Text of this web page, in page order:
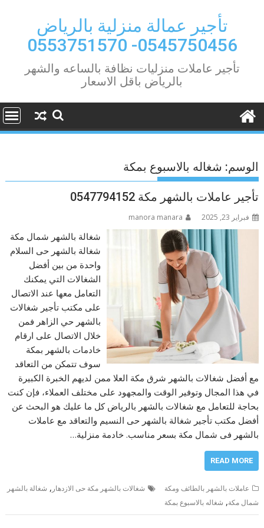
تأجير عمالة منزلية بالرياض
0545750456- 0553751570
تأجير عاملات منزليات نظافة بالساعه والشهر
بالرياض باقل الاسعار
الوسم: شغاله بالاسبوع بمكة
تأجير عاملات بالشهر مكة 0547794152
فبراير 23, 2025 manora manara
شغالة بالشهر شمال مكة
شغالة بالشهر حى السلام
واحدة من بين أفضل
الشغالات التي يمكنك
التعامل معها عند الاتصال
على مكتب تأجير شغالات
بالشهر حي الزاهر فمن
خلال الاتصال على ارقام
خادمات بالشهر بمكة
سوف تتمكن من التعاقد
مع أفضل شغالات بالشهر شرق مكة العلا ممن لديهم الخبرة الكبيرة
في هذا المجال وتوفير الوقت والمجهود على مختلف العملاء، فإن كنت
بحاجة للتعامل مع شغالات بالشهر بالرياض كل ما عليك هو البحث عن
أفضل مكتب تأجير شغالة بالشهر حى النسيم والتعاقد مع عاملات
بالشهر فى شمال مكة بسعر مناسب. خادمة منزلية…
READ MORE
عاملات بالشهر بالطائف ومكة شغالات بالشهر مكة حى الازدهار , شغالة بالشهر
شمال مكة, شغاله بالاسبوع بمكة